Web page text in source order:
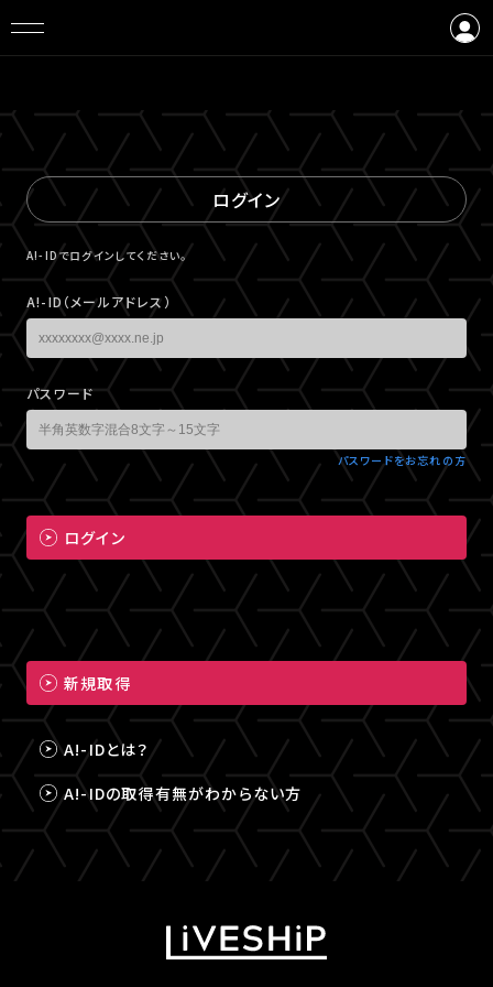
ログイン
A!-IDでログインしてください。
A!-ID（メールアドレス）
パスワード
パスワードをお忘れの方
ログイン
新規取得
A!-IDとは？
A!-IDの取得有無がわからない方